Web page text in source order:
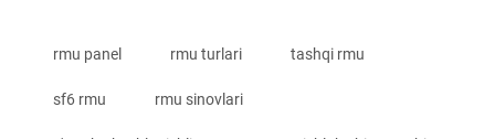
rmu panel rmu turlari tashqi rmu
sf6 rmu rmu sinovlari